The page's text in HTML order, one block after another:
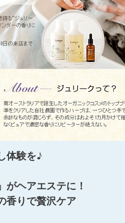
体験を♪
ヘアエステに！
香りで贅沢ケア